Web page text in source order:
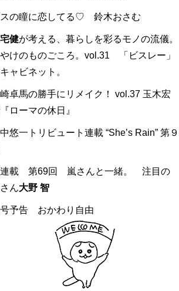
の瞳に恋してる♡ 鈴木おさむ
健が考える、暮らしを彩るモノの流儀。
けのものごころ。vol.31 「ビスレー」
ャビネット。
卓馬の勝手にリメイク！ vol.37 玉木宏
ローマの休日』
悠一トリビュート連載 “She’s Rain” 第９
連載 第69回 嵐さんと一緒。 注目の
ん大野 智
予告 おかわり自由